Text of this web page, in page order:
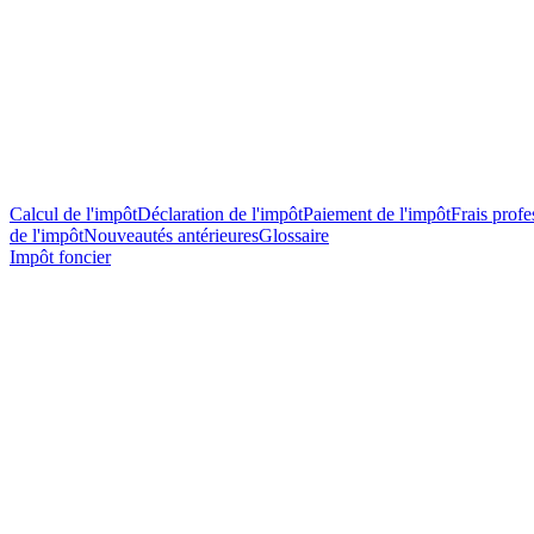
Calcul de l'impôtDéclaration de l'impôtPaiement de l'impôtFrais
de l'impôtNouveautés antérieuresGlossaire
Impôt foncier